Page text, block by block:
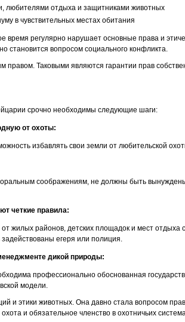
любителями отдыха и защитниками животных
в чувствительных местах обитания
время регулярно нарушает основные права и
становится вопросом социального конфликта.
Таковыми являются гарантии прав
срочно необходимы следующие шаги:
от охоты:
избавлять свои земли от любительской
соображениям, не должны быть
четкие правила:
от жилых районов, детских площадок и мест
егеря или полиция.
дикой природы:
профессионально обоснованная
модели.
и этики животных. Она давно стала вопросом
и обязательное членство в охотничьих